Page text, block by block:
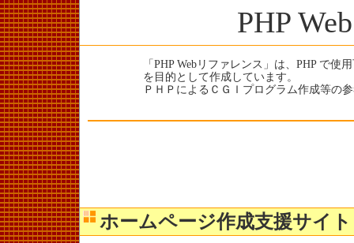
PHP
「PHP Webリファレンス」は、PHP で
を目的として作成しています。
ＰＨＰによるＣＧＩプログラム作成等の
ホームページ作成支援サイト